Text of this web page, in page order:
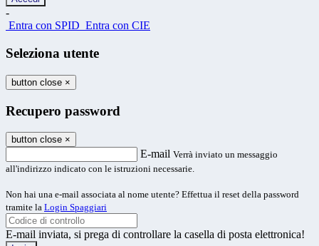
-
Entra con SPID Entra con CIE
Seleziona utente
button close ×
Recupero password
button close ×
E-mail Verrà inviato un messaggio
all'indirizzo indicato con le istruzioni necessarie.
Non hai una e-mail associata al nome utente? Effettua il reset della password
tramite la Login Spaggiari
E-mail inviata, si prega di controllare la casella di posta elettronica!